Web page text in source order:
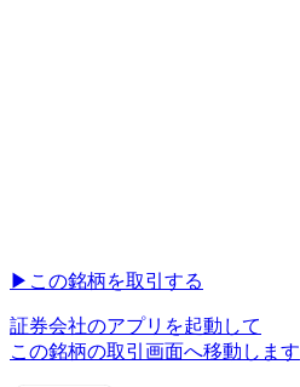
▶︎ この銘柄を取引する
証券会社のアプリを起動して
この銘柄の取引画面へ移動します